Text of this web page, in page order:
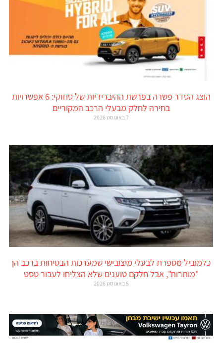
הוצג הסדר פשרה בפרשת ההיברידיות של סוזוקי: 6 אפשרויות
בחירה לחלק מבעלי הרכב המקוריים
7 באוגוסט 2026
כלמוביל מספרת לבעלי מיצובישי שמערכות הבטיחות ברכב הן
"מותרות", אבל חלקם טוענים שלא הצליחו לעבור טסט
5 באוגוסט 2026